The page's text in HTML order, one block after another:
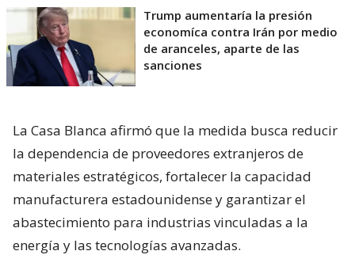
Trump aumentaría la presión
economíca contra Irán por medio
de aranceles, aparte de las
sanciones
La Casa Blanca afirmó que la medida busca reducir
la dependencia de proveedores extranjeros de
materiales estratégicos, fortalecer la capacidad
manufacturera estadounidense y garantizar el
abastecimiento para industrias vinculadas a la
energía y las tecnologías avanzadas.